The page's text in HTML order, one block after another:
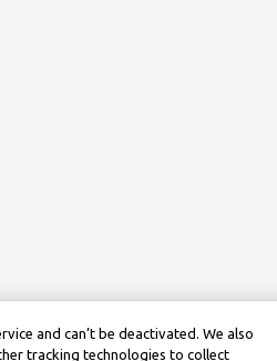
and can’t be deactivated. We also
tracking technologies to collect